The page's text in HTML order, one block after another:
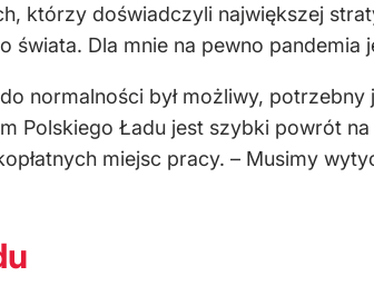
którzy doświadczyli największej
świata. Dla mnie na pewno
normalności był możliwy,
Polskiego Ładu jest szybki powrót
miejsc pracy. – Musimy